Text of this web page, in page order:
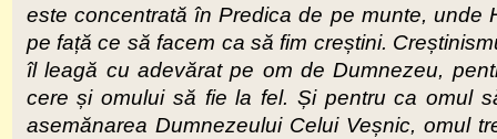
este concentrată în Predica de pe munte, unde
pe față ce să facem ca să fim creștini.
îl leagă cu adevărat pe om de Dumnezeu,
cere și omului să fie la fel. Și pentru ca omul
asemănarea Dumnezeului Celui Veșnic, omul